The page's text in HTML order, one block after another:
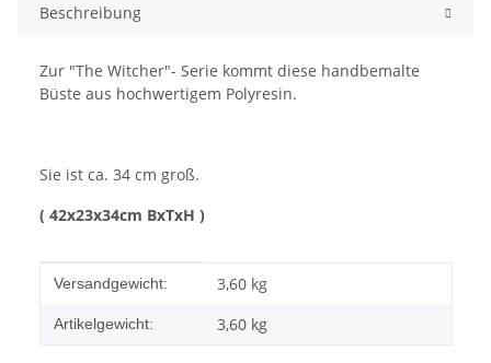
Beschreibung
Zur "The Witcher"- Serie kommt diese handbemalte
Büste aus hochwertigem Polyresin.
Sie ist ca. 34 cm groß.
( 42x23x34cm BxTxH )
Produkteigenschaft
Wert
Versandgewicht: 3,60 kg
Artikelgewicht: 3,60 kg